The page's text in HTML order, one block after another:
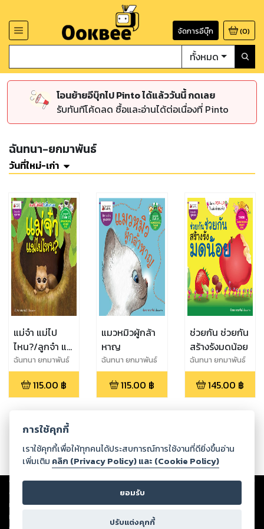
จัดการอีบุ๊ก (0)
ทั้งหมด
โอนย้ายอีบุ๊กไป Pinto ได้แล้ววันนี้ กดเลย
รับทันทีโค้ดลด ซื้อและอ่านได้ต่อเนื่องที่ Pinto
ฉันทนา-ยกมาพันธ์
วันที่ใหม่-เก่า
แม่จ๋า แม่ไป
ไหน?/ลูกจ๋า แม่
มาแล้ว
ฉันทนา ยกมาพันธ์
115.00 ฿
แมวหมิวผู้กล้า
หาญ
ฉันทนา ยกมาพันธ์
115.00 ฿
ช่วยกัน ช่วยกัน
สร้างรังมดน้อย
ฉันทนา ยกมาพันธ์
145.00 ฿
Copyright ©2026Storylog Co., Ltd. - สตอรี่ล็อกขอสงวนสิทธิ์ไม่รับผิดชอบ
ต่อผลงานหรือเนื้อหาใดที่อัปโหลดผ่านเว็บไซต์และปรากฏว่าละเมิดสิทธิใน
ทรัพย์สินทางปัญญาของบุคคลอื่นหรือขัดต่อกฎหมายและศีลธรรม ดังนั้น ผู้อ่าน
ทุกท่านโปรดใช้วิจารณญาณในการกลั่นกรองด้วยตนเอง และหากท่านพบว่าส่วน
การใช้คุกกี้
เราใช้คุกกี้เพื่อให้ทุกคนได้ประสบการณ์การใช้งานที่ดียิ่งขึ้นอ่าน
เพิ่มเติม คลิก (Privacy Policy) และ (Cookie Policy)
ยอมรับ
ปรับแต่งคุกกี้